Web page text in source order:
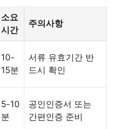
소요
시간
주의사항
10-
15분
서류 유효기간 반
드시 확인
5-10
분
공인인증서 또는
간편인증 준비